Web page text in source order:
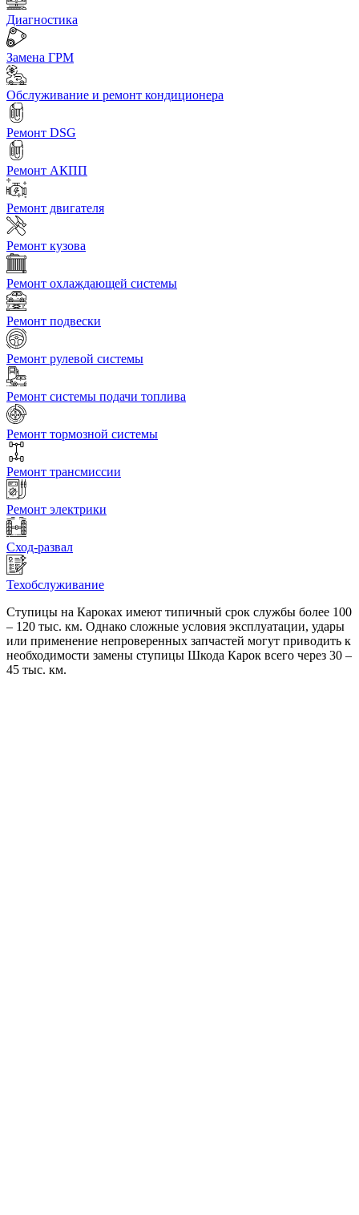
Диагностика
Замена ГРМ
Обслуживание и ремонт кондиционера
Ремонт DSG
Ремонт АКПП
Ремонт двигателя
Ремонт кузова
Ремонт охлаждающей системы
Ремонт подвески
Ремонт рулевой системы
Ремонт системы подачи топлива
Ремонт тормозной системы
Ремонт трансмиссии
Ремонт электрики
Сход-развал
Техобслуживание
Ступицы на Кароках имеют типичный срок службы более 100
– 120 тыс. км. Однако сложные условия эксплуатации, удары
или применение непроверенных запчастей могут приводить к
необходимости замены ступицы Шкода Карок всего через 30 –
45 тыс. км.